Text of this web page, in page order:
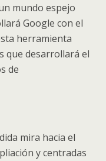
mundo espejo
Google con el
herramienta
que desarrollará el
de
mira hacia el
y centradas